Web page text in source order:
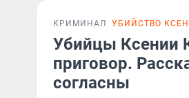
КРИМИНАЛ УБИЙСТВО
Убийцы Ксении
приговор.
согласны